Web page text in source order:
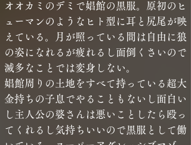
オオカミのデミで娼館の黒服。原初のヒ
ューマンのようなヒト型に耳と尻尾が映
えている。月が照っている間は自由に狼
の姿になれるが疲れるし面倒くさいので
滅多なことでは変身しない。
娼館周りの土地をすべて持っている超大
金持ちの子息でやることもないし面白い
し主人公の婆さんは悪いことしたら殴っ
てくれるし気持ちいいので黒服として働